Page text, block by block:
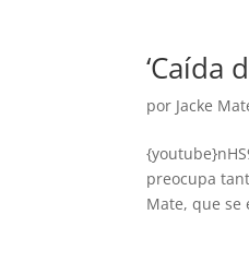
‘Caída
por Jacke
preocupa
Mate, que se